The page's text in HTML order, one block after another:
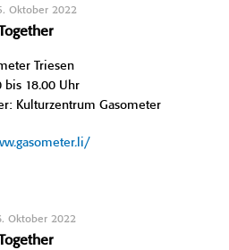
Oktober 2022
Triesen
bis 18.00 Uhr
Kulturzentrum Gasometer
Oktober 2022